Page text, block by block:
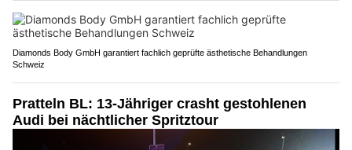
Diamonds Body GmbH garantiert fachlich geprüfte ästhetische Behandlungen
Schweiz
Pratteln BL: 13-Jähriger crasht gestohlenen
Audi bei nächtlicher Spritztour